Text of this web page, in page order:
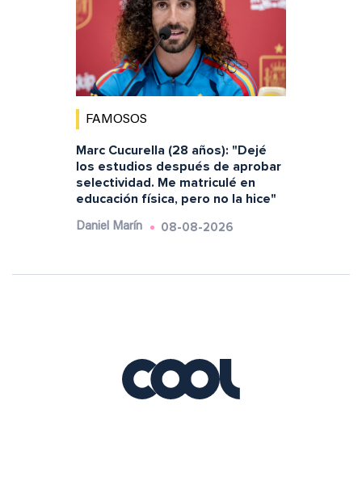
FAMOSOS
Marc Cucurella (28 años): "Dejé
los estudios después de aprobar
selectividad. Me matriculé en
educación física, pero no la hice"
Daniel Marín 08-08-2026